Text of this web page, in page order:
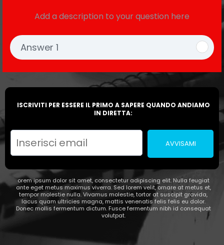
Add a description to your question here
Answer 1
ISCRIVITI PER ESSERE IL PRIMO A SAPERE QUANDO ANDIAMO
IN DIRETTA:
AVVISAMI
orem ipsum dolor sit amet, consectetur adipiscing elit. Nulla feugiat
ante eget metus maximus viverra. Sed lorem velit, ornare at metus et,
tempor molestie nulla. Vivamus molestie, tortor at suscipit gravida,
lacus quam ultricies magna, mattis venenatis felis felis eu dolor.
Donec mollis fermentum dictum. Fusce fermentum nibh id consequat
volutpat.